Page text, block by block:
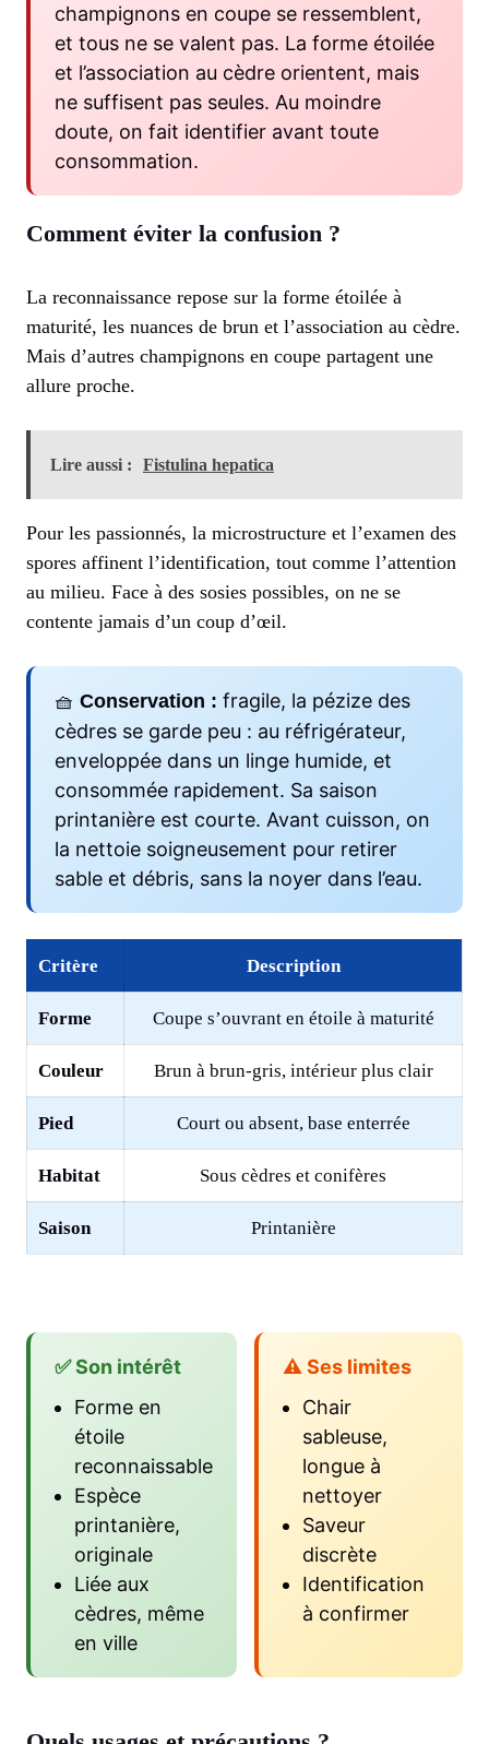
champignons en coupe se ressemblent,
et tous ne se valent pas. La forme étoilée
et l’association au cèdre orientent, mais
ne suffisent pas seules. Au moindre
doute, on fait identifier avant toute
consommation.
Comment éviter la confusion ?
La reconnaissance repose sur la forme étoilée à
maturité, les nuances de brun et l’association au cèdre.
Mais d’autres champignons en coupe partagent une
allure proche.
Lire aussi : Fistulina hepatica
Pour les passionnés, la microstructure et l’examen des
spores affinent l’identification, tout comme l’attention
au milieu. Face à des sosies possibles, on ne se
contente jamais d’un coup d’œil.
🧺 Conservation : fragile, la pézize des
cèdres se garde peu : au réfrigérateur,
enveloppée dans un linge humide, et
consommée rapidement. Sa saison
printanière est courte. Avant cuisson, on
la nettoie soigneusement pour retirer
sable et débris, sans la noyer dans l’eau.
Critère Description
Forme Coupe s’ouvrant en étoile à maturité
Couleur Brun à brun-gris, intérieur plus clair
Pied Court ou absent, base enterrée
Habitat Sous cèdres et conifères
Saison Printanière
✅ Son intérêt
Forme en
étoile
reconnaissable
Espèce
printanière,
originale
Liée aux
cèdres, même
en ville
⚠️ Ses limites
Chair
sableuse,
longue à
nettoyer
Saveur
discrète
Identification
à confirmer